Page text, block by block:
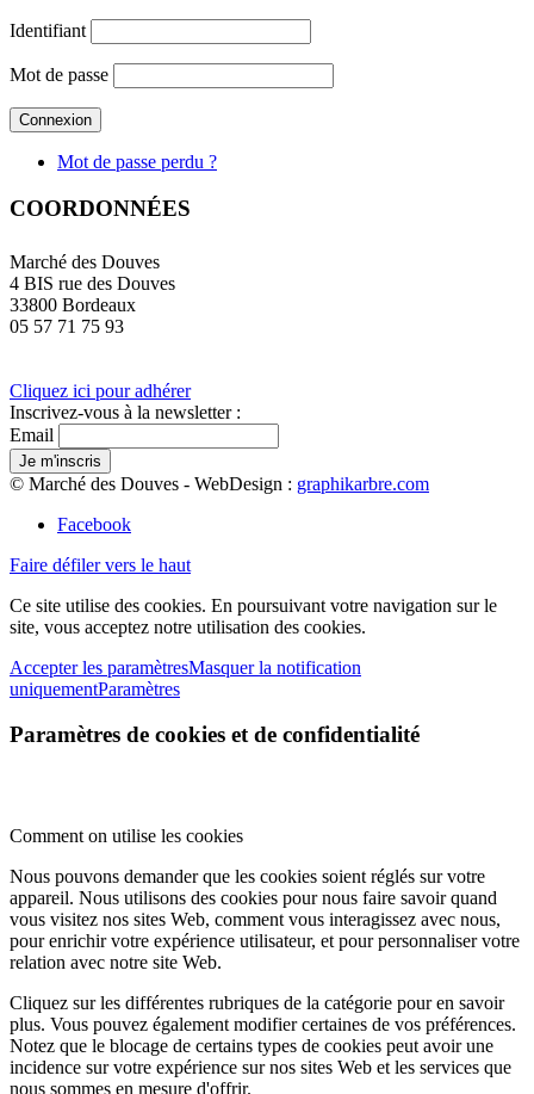
Identifiant
Mot de passe
Mot de passe perdu ?
COORDONNÉES
Marché des Douves
4 BIS rue des Douves
33800 Bordeaux
05 57 71 75 93
Cliquez ici pour adhérer
Inscrivez-vous à la newsletter :
Email
© Marché des Douves - WebDesign : graphikarbre.com
Facebook
Faire défiler vers le haut
Ce site utilise des cookies. En poursuivant votre navigation sur le
site, vous acceptez notre utilisation des cookies.
Accepter les paramètresMasquer la notification
uniquementParamètres
Paramètres de cookies et de confidentialité
Comment on utilise les cookies
Nous pouvons demander que les cookies soient réglés sur votre
appareil. Nous utilisons des cookies pour nous faire savoir quand
vous visitez nos sites Web, comment vous interagissez avec nous,
pour enrichir votre expérience utilisateur, et pour personnaliser votre
relation avec notre site Web.
Cliquez sur les différentes rubriques de la catégorie pour en savoir
plus. Vous pouvez également modifier certaines de vos préférences.
Notez que le blocage de certains types de cookies peut avoir une
incidence sur votre expérience sur nos sites Web et les services que
nous sommes en mesure d'offrir.